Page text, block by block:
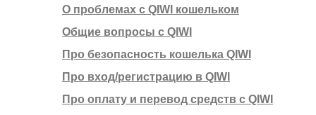
О проблемах с QIWI кошельком
Общие вопросы с QIWI
Про безопасность кошелька QIWI
Про вход/регистрацию в QIWI
Про оплату и перевод средств c QIWI